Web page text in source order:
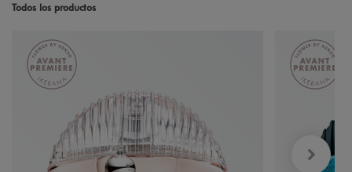
Todos los productos